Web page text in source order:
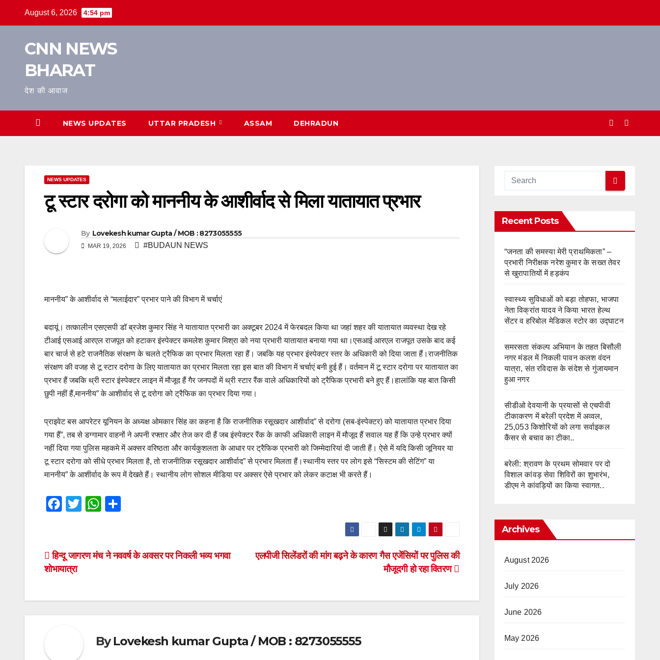
August 6, 2026 4:54 pm
CNN NEWS
BHARAT
देश की आवाज
NEWS UPDATES UTTAR PRADESH ASSAM DEHRADUN
NEWS UPDATES
टू स्टार दरोगा को माननीय के आशीर्वाद से मिला यातायात प्रभार
By Lovekesh kumar Gupta / MOB : 8273055555
MAR 19, 2026 #BUDAUN NEWS
माननीय” के आशीर्वाद से “मलाईदार” प्रभार पाने की विभाग में चर्चाएं
बदायूं। तत्कालीन एसएसपी डॉ ब्रजेश कुमार सिंह ने यातायात प्रभारी का अक्टूबर 2024 में फेरबदल किया था जहां शहर की यातायात व्यवस्था देख रहे
टीआई एसआई आरएल राजपूत को हटाकर इंस्पेक्टर कमलेश कुमार मिश्रा को नया प्रभारी यातायात बनाया गया था।एसआई आरएल राजपूत उसके बाद कई
बार चार्ज से हटे राजनैतिक संरक्षण के चलते ट्रैफिक का प्रभार मिलता रहा हैं। जबकि यह प्रभार इंस्पेक्टर स्तर के अधिकारी को दिया जाता हैं।राजनीतिक
संरक्षण की वजह से टू स्टार दरोगा के लिए यातायात का प्रभार मिलता रहा इस बात की विभाग में चर्चाएं बनी हुई हैं। वर्तमान में टू स्टार दरोगा पर यातायात का
प्रभार हैं जबकि थ्री स्टार इंस्पेक्टर लाइन में मौजूद हैं गैर जनपदों में थ्री स्टार रैंक वाले अधिकारियों को ट्रैफिक प्रभारी बने हुए हैं।हालांकि यह बात किसी
छुपी नहीं हैं,माननीय” के आशीर्वाद से टू दरोगा को ट्रैफिक का प्रभार दिया गया।
प्राइवेट बस आपरेटर यूनियन के अध्यक्ष ओमकार सिंह का कहना है कि राजनीतिक रसूखदार आशीर्वाद” से दरोगा (सब-इंस्पेक्टर) को यातायात प्रभार दिया
गया हैं”, तब से डग्गामार वाहनों ने अपनी रफ्तार और तेज कर दी हैं जब इंस्पेक्टर रैंक के काफी अधिकारी लाइन में मौजूद हैं सवाल यह हैं कि उन्हे प्रभार क्यों
नहीं दिया गया पुलिस महकमे में अक्सर वरिष्ठता और कार्यकुशलता के आधार पर ट्रैफिक प्रभारी को जिम्मेदारियां दी जाती हैं। ऐसे में यदि किसी जूनियर या
टू स्टार दरोगा को सीधे प्रभार मिलता है, तो राजनीतिक रसूखदार आशीर्वाद” से प्रभार मिलता हैं।स्थानीय स्तर पर लोग इसे “सिस्टम की सेटिंग” या
माननीय” के आशीर्वाद के रूप में देखते हैं। स्थानीय लोग सोशल मीडिया पर अक्सर ऐसे प्रभार को लेकर कटाक्ष भी करते हैं।
F
e
b
o
T
er
W
s
p
e
Post
navigation
एलपीजी सिलेंडरों की मांग बढ़ने के कारण गैस एजेंसियों पर पुलिस की
मौजूदगी हो रहा वितरण
हिन्दू जागरण मंच ने नववर्ष के अवसर पर निकली भव्य भगवा
शोभायात्रा
ByLovekesh kumar Gupta / MOB : 8273055555
Recent Posts
“जनता की समस्या मेरी प्राथमिकता” –
प्रभारी निरीक्षक नरेश कुमार के सख्त तेवर
से खुरापातियों में हड़कंप
स्वास्थ्य सुविधाओं को बड़ा तोहफा, भाजपा
नेता विक्रांत यादव ने किया भारत हेल्थ
सेंटर व हरिबोल मेडिकल स्टोर का उद्घाटन
समरसता संकल्प अभियान के तहत बिसौली
नगर मंडल में निकली पावन कलश वंदन
यात्रा, संत रविदास के संदेश से गुंजायमान
हुआ नगर
सीडीओ देवयानी के प्रयासों से एचपीवी
टीकाकरण में बरेली प्रदेश में अव्वल,
25,053 किशोरियों को लगा सर्वाइकल
कैंसर से बचाव का टीका..
बरेली: श्रावण के प्रथम सोमवार पर दो
विशाल कांवड़ सेवा शिविरों का शुभारंभ,
डीएम ने कांवड़ियों का किया स्वागत..
Archives
August 2026
July 2026
June 2026
May 2026